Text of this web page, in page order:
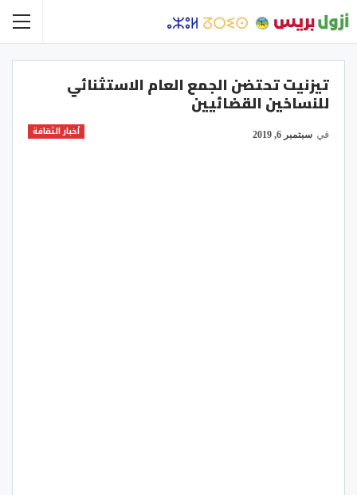
تيزنيت تحتضن الجمع العام الاستثنائي
للنساخين القضائيين
أخبار الثقافة في سبتمبر 6, 2019